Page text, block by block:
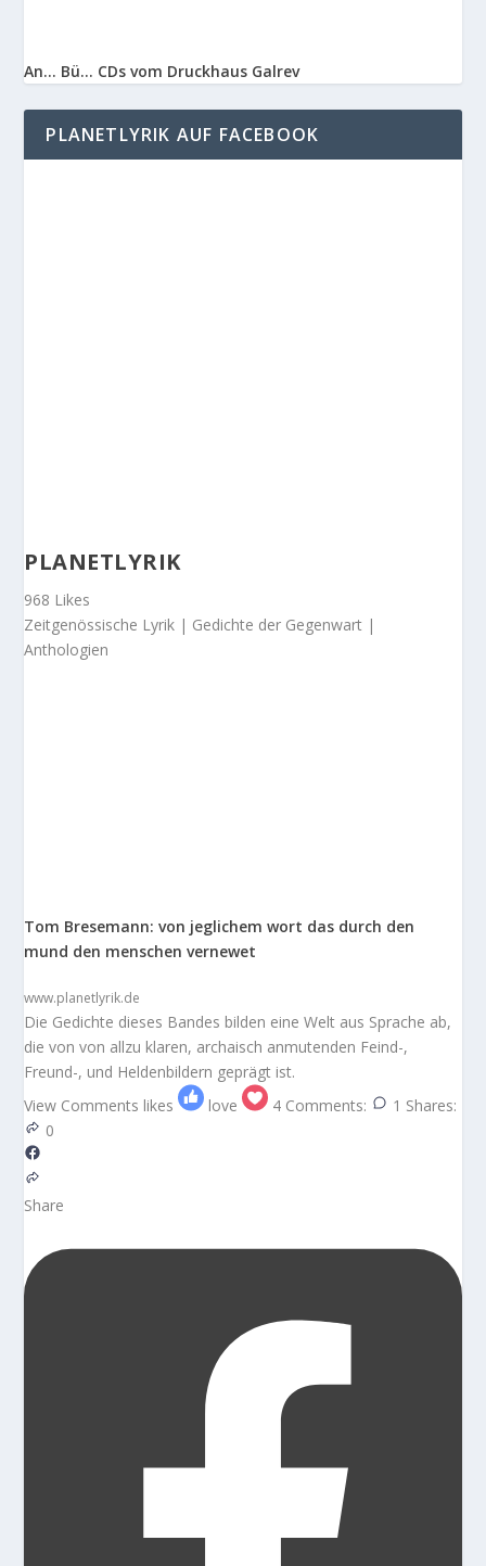
An… Bü… CDs vom Druckhaus Galrev
PLANETLYRIK AUF FACEBOOK
PLANETLYRIK
968 Likes
Zeitgenössische Lyrik | Gedichte der Gegenwart |
Anthologien
Tom Bresemann: von jeglichem wort das durch den
mund den menschen vernewet
www.planetlyrik.de
Die Gedichte dieses Bandes bilden eine Welt aus Sprache ab,
die von von allzu klaren, archaisch anmutenden Feind-,
Freund-, und Heldenbildern geprägt ist.
View Comments likes love 4 Comments: 1 Shares:
0
Share